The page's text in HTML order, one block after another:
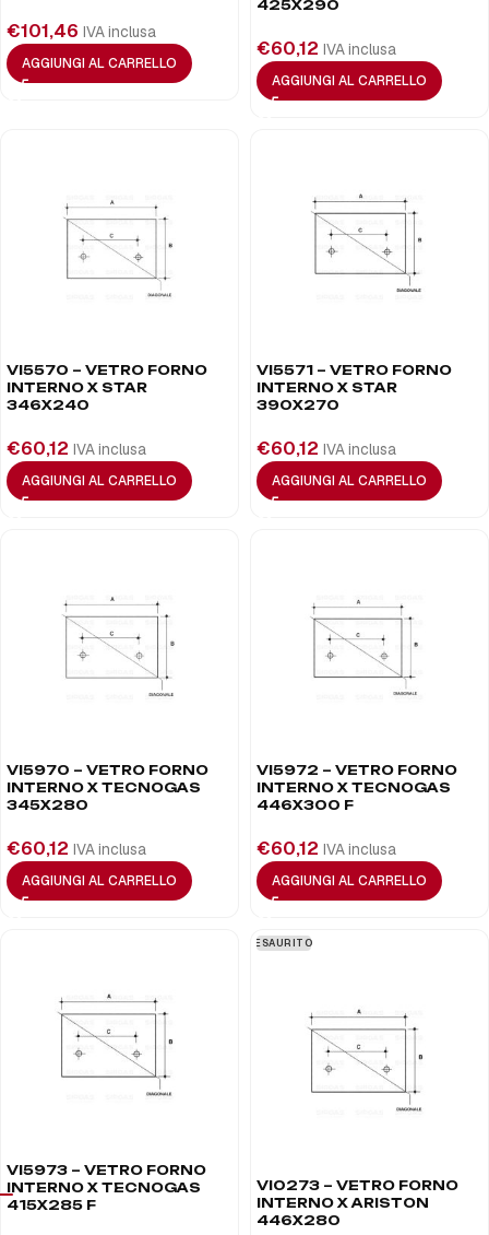
€101,46 IVA inclusa
AGGIUNGI AL CARRELLO
425X290
€60,12 IVA inclusa
AGGIUNGI AL CARRELLO
VI5570 – VETRO FORNO
INTERNO X STAR
346X240
€60,12 IVA inclusa
AGGIUNGI AL CARRELLO
VI5571 – VETRO FORNO
INTERNO X STAR
390X270
€60,12 IVA inclusa
AGGIUNGI AL CARRELLO
VI5970 – VETRO FORNO
INTERNO X TECNOGAS
345X280
€60,12 IVA inclusa
AGGIUNGI AL CARRELLO
VI5972 – VETRO FORNO
INTERNO X TECNOGAS
446X300 F
€60,12 IVA inclusa
AGGIUNGI AL CARRELLO
VI5973 – VETRO FORNO
INTERNO X TECNOGAS
415X285 F
ESAURITO
VI0273 – VETRO FORNO
INTERNO X ARISTON
446X280